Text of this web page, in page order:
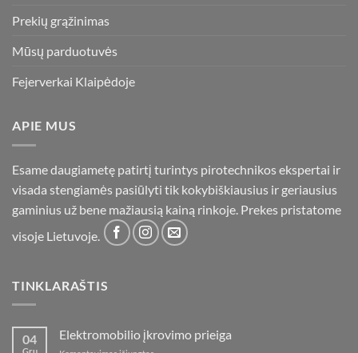
Prekių grąžinimas
Mūsų parduotuvės
Fejerverkai Klaipėdoje
APIE MUS
Esame daugiametę patirtį turintys pirotechnikos ekspertai ir
visada stengiamės pasiūlyti tik kokybiškiausius ir geriausius
gaminius už bene mažiausią kainą rinkoje. Prekes pristatome
visoje Lietuvoje.
TINKLARAŠTIS
04 Elektromobilio įkrovimo prieiga